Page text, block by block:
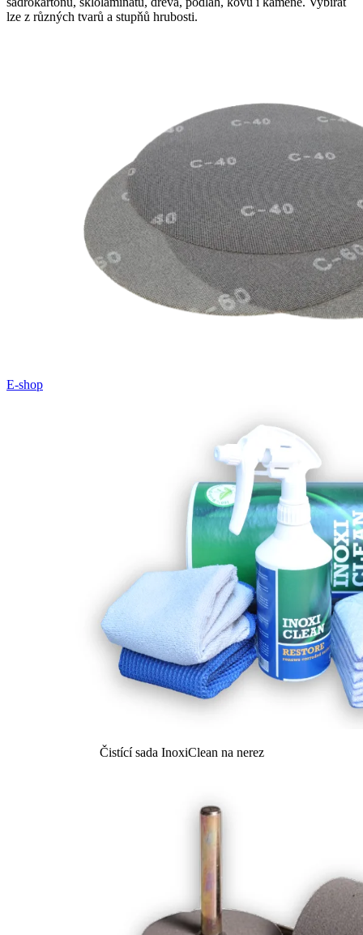
lze z různých tvarů a stupňů hrubosti.
E-shop
Čistící sada InoxiClean na nerez